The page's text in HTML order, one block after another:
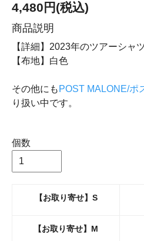
4,480円(税込)
商品説明
【詳細】2023年のツアーシャ
【布地】白色
その他にも POST MALONE/ポ
り扱い中です。
個数
【お取り寄せ】S
【お取り寄せ】M